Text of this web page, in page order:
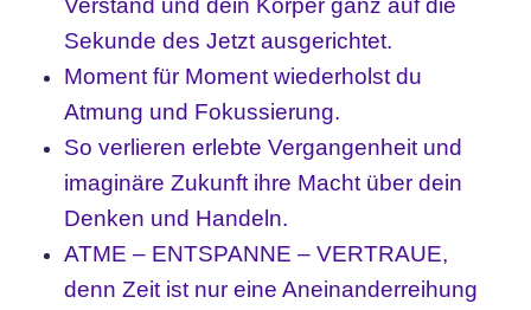
Verstand und dein Körper ganz auf die
Sekunde des Jetzt ausgerichtet.
Moment für Moment wiederholst du
Atmung und Fokussierung.
So verlieren erlebte Vergangenheit und
imaginäre Zukunft ihre Macht über dein
Denken und Handeln.
ATME – ENTSPANNE – VERTRAUE,
denn Zeit ist nur eine Aneinanderreihung